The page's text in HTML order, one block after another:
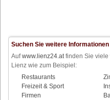
Suchen Sie weitere
Aufwww.lienz24.atfinden Sie viele
Lienz wie zum Beispiel:
Restaurants
Freizeit & Sport
Firmen